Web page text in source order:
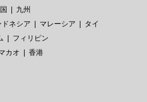
九州
ドネシア マレーシア
タイ
フィリピン
カオ
香港